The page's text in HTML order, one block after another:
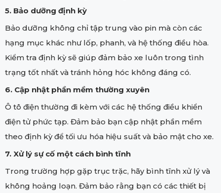
5. Bảo dưỡng định kỳ
Bảo dưỡng không chỉ tập trung vào pin mà còn các
hạng mục khác như lốp, phanh, và hệ thống điều hòa.
Kiểm tra định kỳ sẽ giúp đảm bảo xe luôn trong tình
trạng tốt nhất và tránh hỏng hóc không đáng có.
6. Cập nhật phần mềm thường xuyên
Ô tô điện thường đi kèm với các hệ thống điều khiển
điện tử phức tạp. Đảm bảo bạn cập nhật phần mềm
theo định kỳ để tối ưu hóa hiệu suất và bảo mật cho xe.
7. Xử lý sự cố một cách bình tĩnh
Trong trường hợp gặp trục trặc, hãy bình tĩnh xử lý và
không hoảng loạn. Đảm bảo rằng bạn có các thiết bị